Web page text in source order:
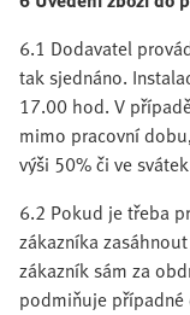
6.1 Dodavatel
tak sjednáno.
17.00 hod. V
mimo pracovní
výši 50% či ve
6.2 Pokud je třeba
zákazníka
zákazník sám za
podmiňuje případné